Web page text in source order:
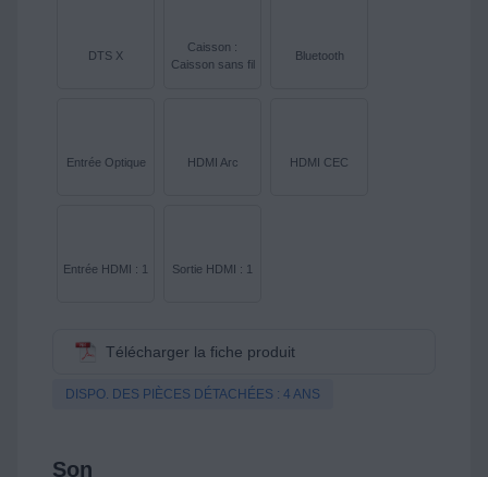
DTS X
Caisson :
Caisson sans fil
Bluetooth
Entrée Optique HDMI Arc HDMI CEC
Entrée HDMI : 1 Sortie HDMI : 1
Télécharger la fiche produit
DISPO. DES PIÈCES DÉTACHÉES : 4 ANS
Son